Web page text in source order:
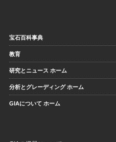
宝石百科事典
教育
研究とニュース ホーム
分析とグレーディング ホーム
GIAについて ホーム